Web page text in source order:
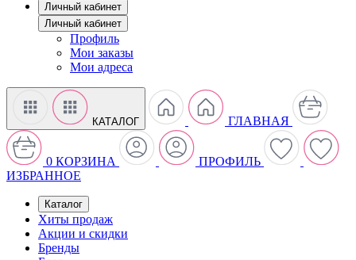
Личный кабинет
Личный кабинет
Профиль
Мои заказы
Мои адреса
КАТАЛОГ ГЛАВНАЯ
0 КОРЗИНА
ПРОФИЛЬ
ИЗБРАННОЕ
Каталог
Хиты продаж
Акции и скидки
Бренды